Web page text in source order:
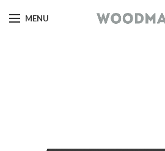
MENU